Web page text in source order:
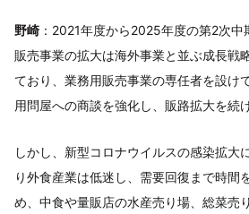
野崎 ：2021年度から2025年度の第2次
販売事業の拡大は海外事業と並ぶ成長戦
ており、業務用販売事業の専任者を設け
用問屋への商談を強化し、販路拡大を続
しかし、新型コロナウイルスの感染拡大
り外食産業は低迷し、需要回復まで時間
め、中食や量販店の水産売り場、総菜売